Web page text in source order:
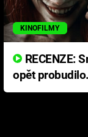
KINOFILMY
opět
přichází s